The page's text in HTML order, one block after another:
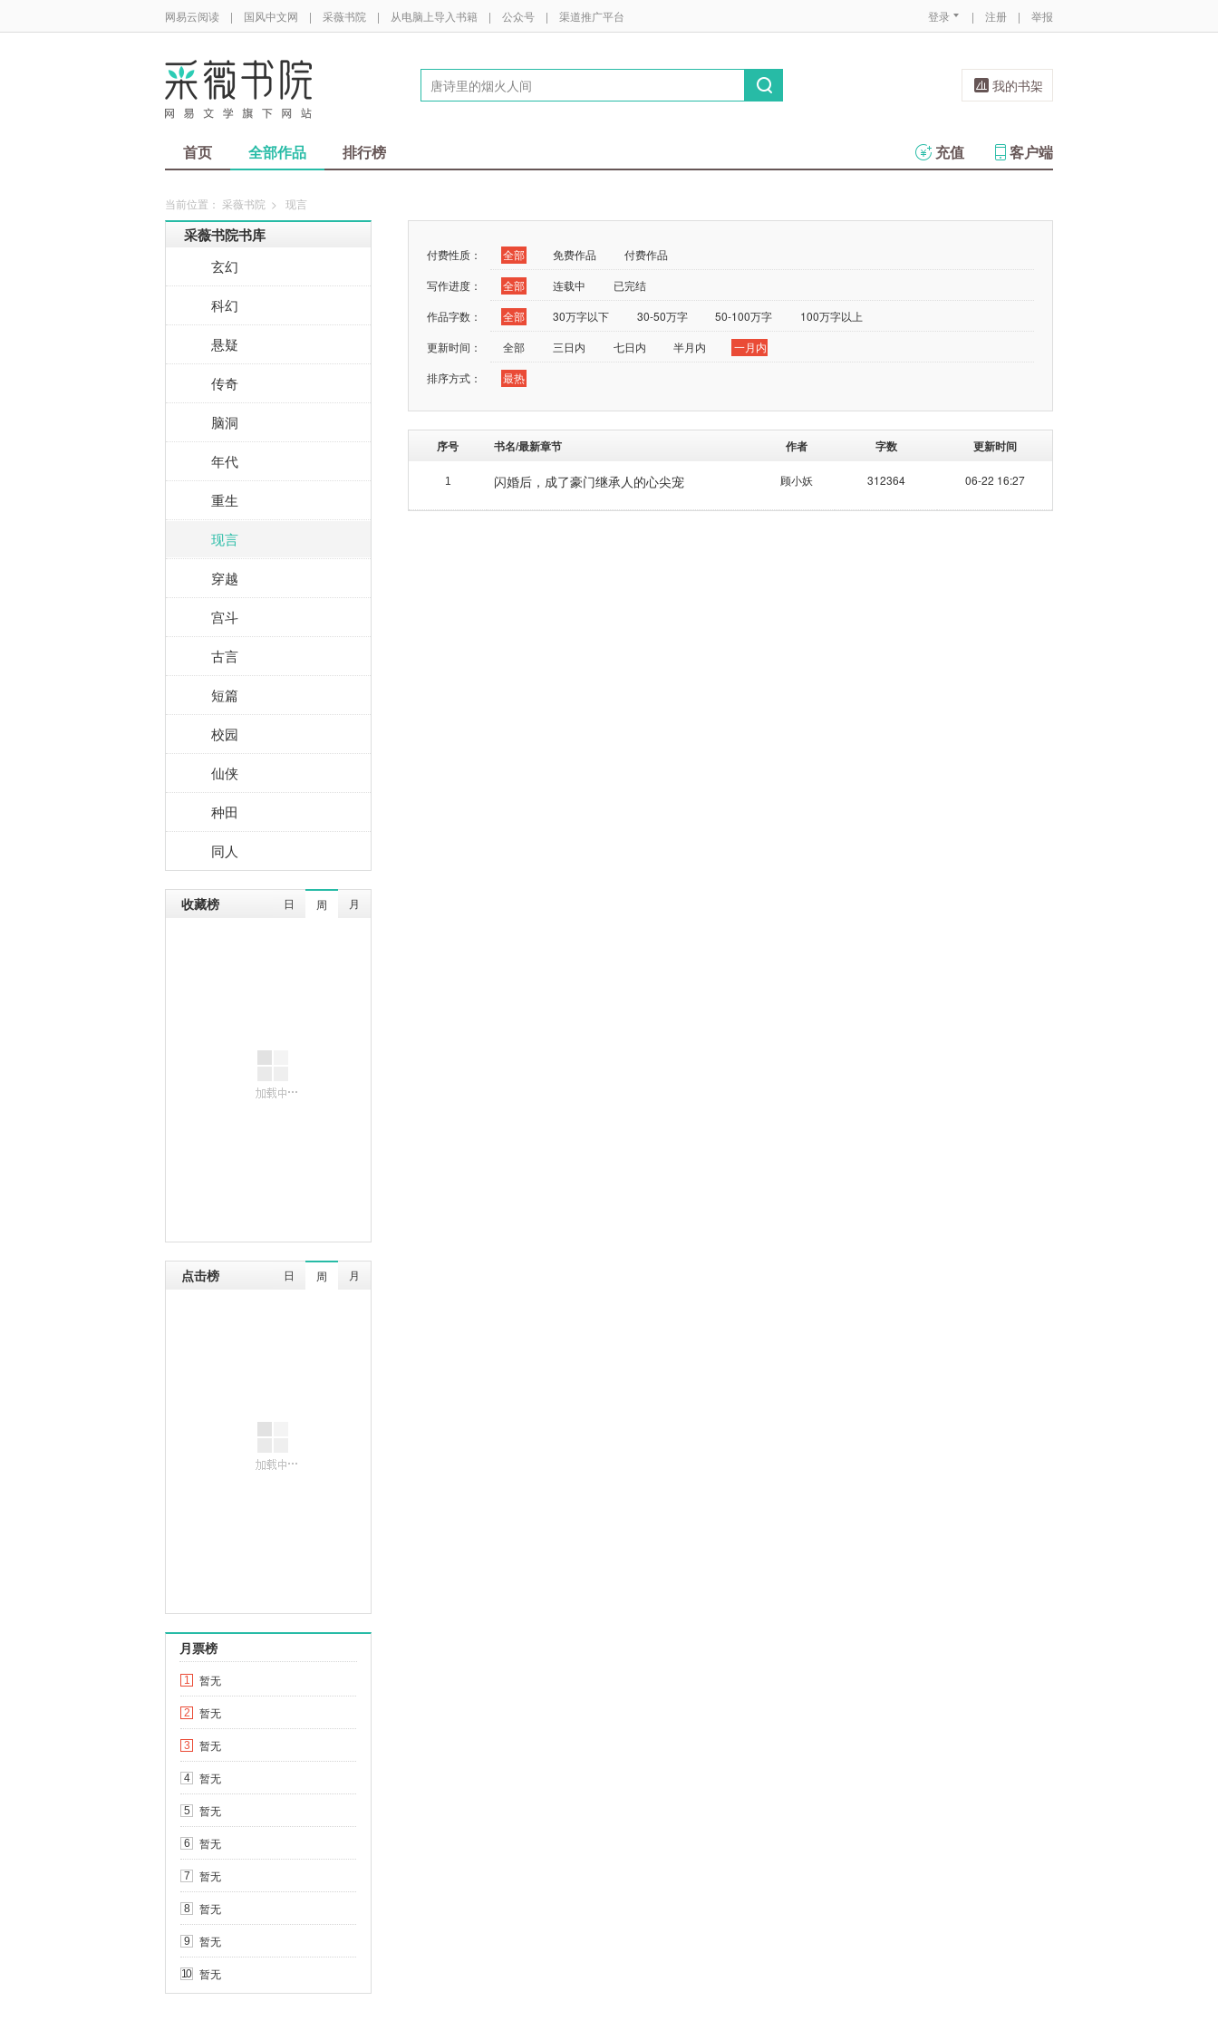
网易云阅读 | 国风中文网 | 采薇书院 | 从电脑上导入书籍 | 公众号 | 渠道推广平台 登录 | 注册 | 举报
我的书架
首页 全部作品 排行榜 客户端
充值
当前位置： 采薇书院 > 现言
采薇书院书库
玄幻
科幻
悬疑
传奇
脑洞
年代
重生
现言
穿越
宫斗
古言
短篇
校园
仙侠
种田
同人
收藏榜 日 周 月
点击榜 日 周 月
月票榜
1 暂无
2 暂无
3 暂无
4 暂无
5 暂无
6 暂无
7 暂无
8 暂无
9 暂无
10 暂无
付费性质： 全部 免费作品
付费作品
写作进度：
全部 连载中
已完结
作品字数：
全部 30万字以下 30-50万字 50-100万字
100万字以上
更新时间：
全部 三日内 七日内 半月内
一月内
排序方式：
最热
序号 书名/最新章节 作者 字数 更新时间
1 闪婚后，成了豪门继承人的心尖宠 顾小妖 312364 06-22 16:27